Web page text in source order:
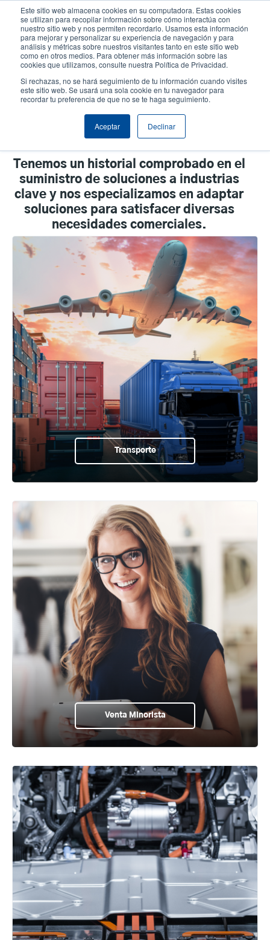
Este sitio web almacena cookies en su computadora. Estas cookies
se utilizan para recopilar información sobre cómo interactúa con
nuestro sitio web y nos permiten recordarlo. Usamos esta información
para mejorar y personalizar su experiencia de navegación y para
análisis y métricas sobre nuestros visitantes tanto en este sitio web
como en otros medios. Para obtener más información sobre las
cookies que utilizamos, consulte nuestra Política de Privacidad.
Si rechazas, no se hará seguimiento de tu información cuando visites
este sitio web. Se usará una sola cookie en tu navegador para
recordar tu preferencia de que no se te haga seguimiento.
Aceptar Declinar
contenido
principal
User
account
menu
User
Header
Selector de productos
Por Vertical
Tenemos un historial comprobado en el
suministro de soluciones a industrias
clave y nos especializamos en adaptar
soluciones para satisfacer diversas
necesidades comerciales.
Transporte
Venta Minorista